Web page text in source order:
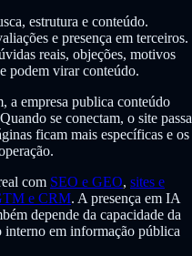
estrutura e conteúdo.
e presença em terceiros.
reais, objeções, motivos
podem virar conteúdo.
a empresa publica conteúdo
se conectam, o site passa
ficam mais específicas e os
com SEO e GEO, sites e
e CRM. A presença em IA
depende da capacidade da
interno em informação pública